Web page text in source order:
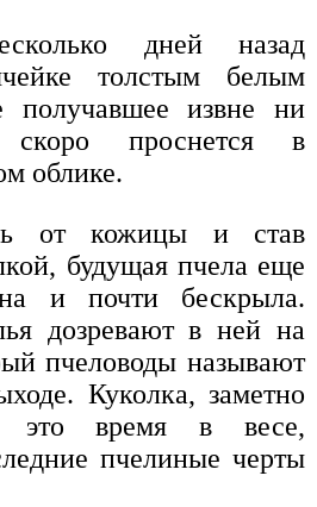
дней назад
толстым белым
получавшее извне ни
проснется в
облике.
от кожицы и став
будущая пчела еще
и почти бескрыла.
дозревают в ней на
пчеловоды называют
Куколка, заметно
это время в весе,
пчелиные черты